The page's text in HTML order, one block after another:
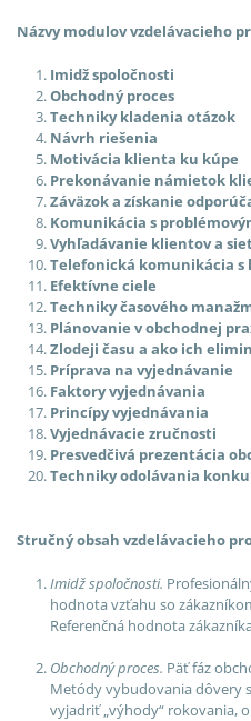
Názvy modulov vzdelávacieho
Imidž spoločnosti
Obchodný proces
Techniky kladenia otázok
Návrh riešenia
Motivácia klienta ku kúpe
Prekonávanie námietok
Záväzok a získanie
Komunikácia s
Vyhľadávanie klientov a
Telefonická komunikácia
Efektívne ciele
Techniky časového
Plánovanie v obchodnej
Zlodeji času a ako ich
Príprava na vyjednávanie
Faktory vyjednávania
Princípy vyjednávania
Vyjednávacie zručnosti
Presvedčivá prezentácia
Techniky odolávania
Stručný obsah vzdelávacieho
Imidž spoločnosti.
hodnota vzťahu so
Referenčná hodnota
Obchodný proces. Päť fáz
Metódy vybudovania dôvery
vyjadriť „výhody“ rokovania,